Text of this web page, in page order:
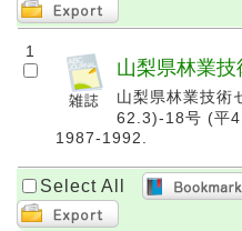
1
山梨県林業
山梨県林業技
62.3)-18号 (平
1987-1992.
Select All